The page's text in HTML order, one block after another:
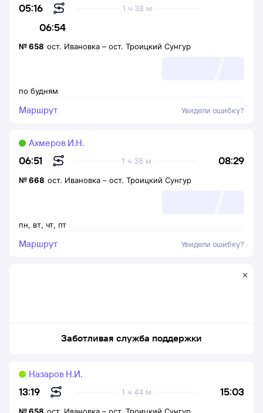
05:16
06:54
1 ч 38 м
по будням
№658 ост. Ивановка – ост. Троицкий Сунгур
Маршрут Увидели ошибку?
06:51 08:29
1 ч 38 м
Ахмеров И.Н.
пн, вт, чт, пт
№668 ост. Ивановка – ост. Троицкий Сунгур
Маршрут Увидели ошибку?
Заботливая служба поддержки
13:19 15:03
1 ч 44 м
Назаров Н.И.